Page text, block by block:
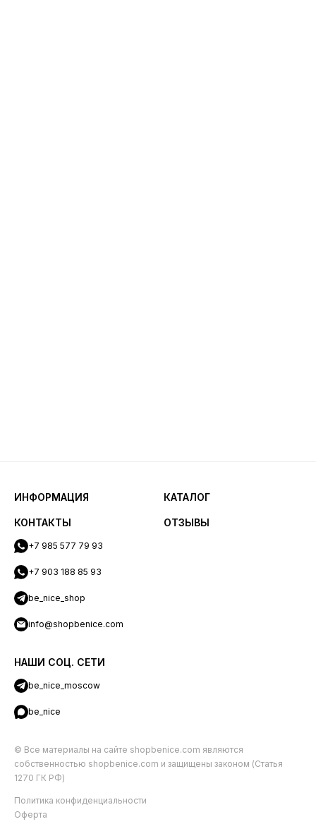
ИНФОРМАЦИЯ КАТАЛОГ
КОНТАКТЫ
+7 985 577 79 93
+7 903 188 85 93
be_nice_shop
info@shopbenice.com
НАШИ СОЦ. СЕТИ
be_nice_moscow
be_nice
ОТЗЫВЫ
© Все материалы на сайте shopbenice.com являются
собственностью shopbenice.com и защищены законом (Статья
1270 ГК РФ)
Политика конфиденциальности
Оферта